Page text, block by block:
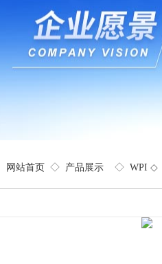
网站首页 ◇ 产品展示 ◇ WPI ◇